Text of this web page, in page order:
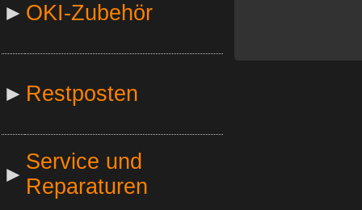
► OKI-Zubehör
► Restposten
►
Service und
Reparaturen